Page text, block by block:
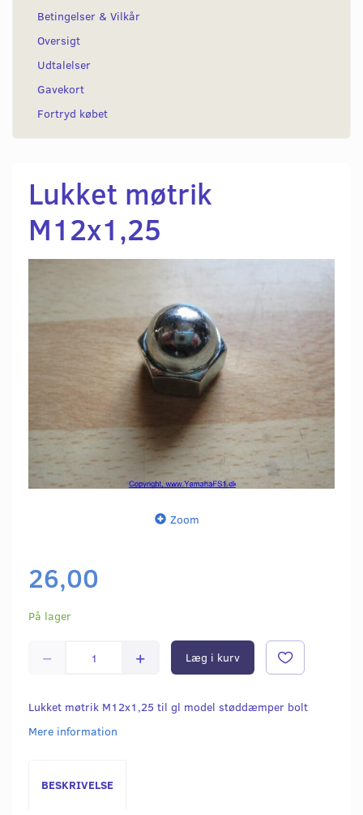
Betingelser & Vilkår
Oversigt
Udtalelser
Gavekort
Fortryd købet
Lukket møtrik
M12x1,25
Zoom
26,00
På lager
Læg i kurv
Lukket møtrik M12x1,25 til gl model støddæmper bolt
Mere information
BESKRIVELSE